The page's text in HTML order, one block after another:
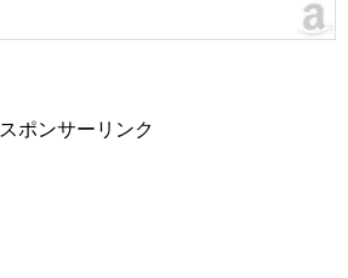
スポンサーリンク